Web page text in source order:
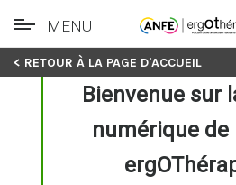
Skip
MENU
< RETOUR À LA PAGE D'ACCUEIL
Bienvenue sur
numérique de